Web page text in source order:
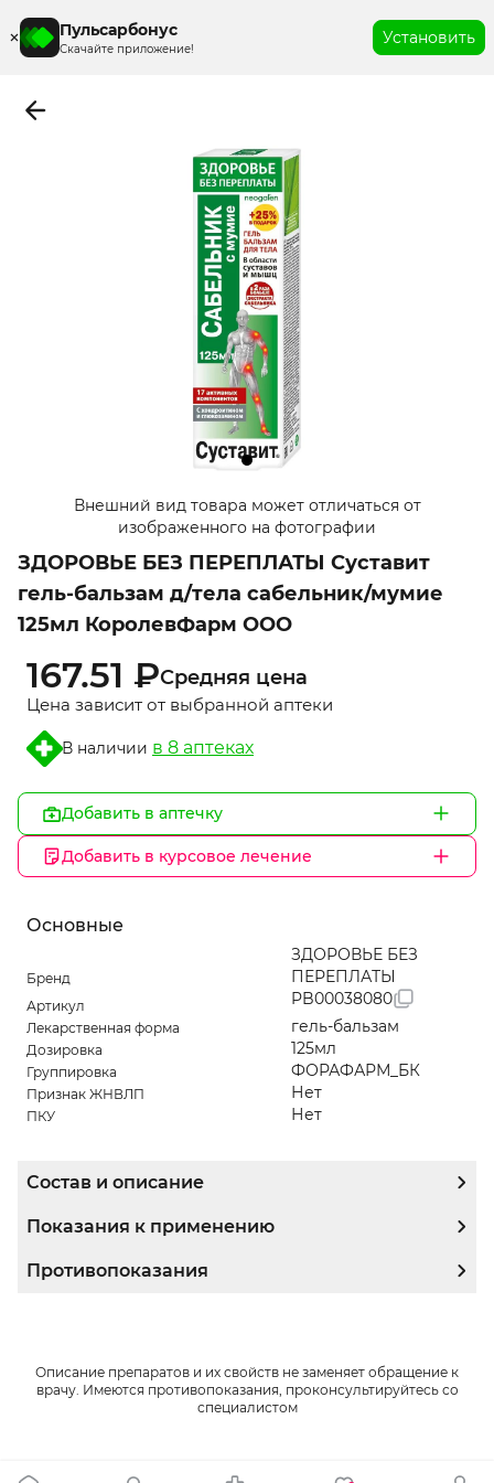
Пульсарбонус
Скачайте приложение!
Установить
1
Внешний вид товара может отличаться от
изображенного на фотографии
ЗДОРОВЬЕ БЕЗ ПЕРЕПЛАТЫ Суставит
гель-бальзам д/тела сабельник/мумие
125мл КоролевФарм ООО
167.51 ₽Средняя цена
Цена зависит от выбранной аптеки
В наличии в 8 аптеках
Добавить в аптечку
Добавить в курсовое лечение
Основные
Бренд
ЗДОРОВЬЕ БЕЗ
ПЕРЕПЛАТЫ
Артикул PB00038080
Лекарственная форма гель-бальзам
Дозировка 125мл
Группировка ФОРАФАРМ_БК
Признак ЖНВЛП Нет
ПКУ Нет
Состав и описание
Показания к применению
Противопоказания
Описание препаратов и их свойств не заменяет обращение к
врачу. Имеются противопоказания, проконсультируйтесь со
специалистом